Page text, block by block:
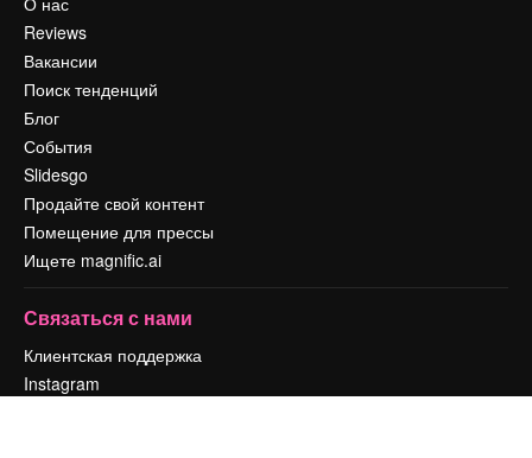
Reviews
Вакансии
Поиск тенденций
Блог
События
Slidesgo
Продайте свой контент
Помещение для прессы
Ищете magnific.ai
Связаться с нами
Клиентская поддержка
Instagram